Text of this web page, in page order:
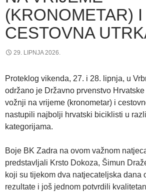
(KRONOMETAR) I
CESTOVNA
29. LIPNJA 2026.
Proteklog vikenda, 27. i 28. lipnja, u
održano je Državno prvenstvo
vožnji na vrijeme (kronometar) i
nastupili najbolji hrvatski biciklisti u
kategorijama.
Boje BK Zadra na ovom važnom
predstavljali Krsto Dokoza, Šimun
koji su tijekom dva natjecateljska dana
rezultate i još jednom potvrdili